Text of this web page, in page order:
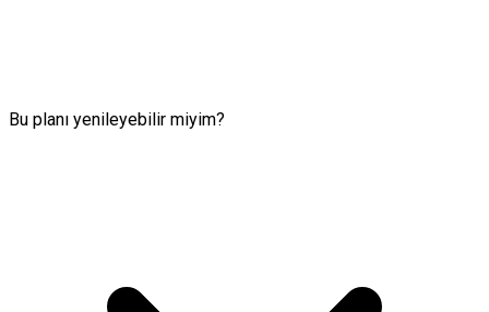
Bu planı yenileyebilir miyim?